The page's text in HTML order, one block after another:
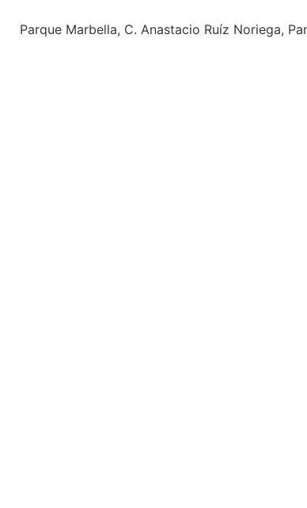
Parque Marbella, C. Anastacio Ruíz Noriega,